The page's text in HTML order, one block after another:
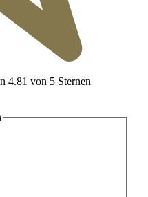
4.81 von 5 Sternen